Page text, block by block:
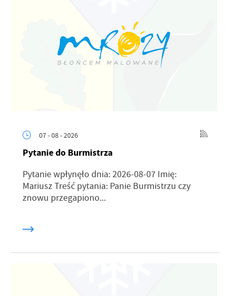
07 - 08 - 2026
Pytanie do Burmistrza
Pytanie wpłynęło dnia: 2026-08-07 Imię:
Mariusz Treść pytania: Panie Burmistrzu czy
znowu przegapiono...